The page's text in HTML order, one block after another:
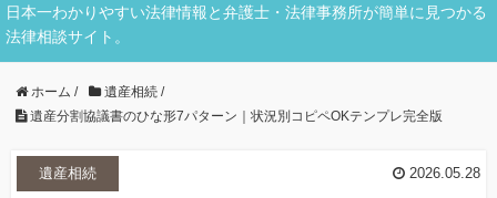
日本一わかりやすい法律情報と弁護士・法律事務所が簡単に見つかる
法律相談サイト。
ホーム / 遺産相続 /
遺産分割協議書のひな形7パターン｜状況別コピペOKテンプレ完全版
遺産相続 2026.05.28